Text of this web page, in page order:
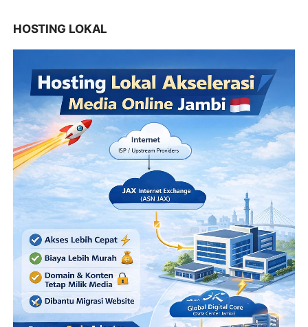
HOSTING LOKAL